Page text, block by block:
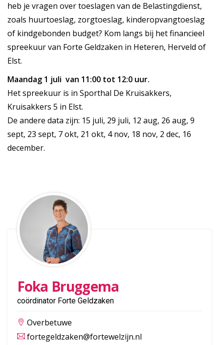
heb je vragen over toeslagen van de Belastingdienst,
zoals huurtoeslag, zorgtoeslag, kinderopvangtoeslag
of kindgebonden budget? Kom langs bij het financieel
spreekuur van Forte Geldzaken in Heteren, Herveld of
Elst.
Maandag 1 juli van 11:00 tot 12:0 uur.
Het spreekuur is in Sporthal De Kruisakkers,
Kruisakkers 5 in Elst.
De andere data zijn: 15 juli, 29 juli, 12 aug, 26 aug, 9
sept, 23 sept, 7 okt, 21 okt, 4 nov, 18 nov, 2 dec, 16
december.
Foka Bruggema
coördinator Forte Geldzaken
Overbetuwe
fortegeldzaken@fortewelzijn.nl